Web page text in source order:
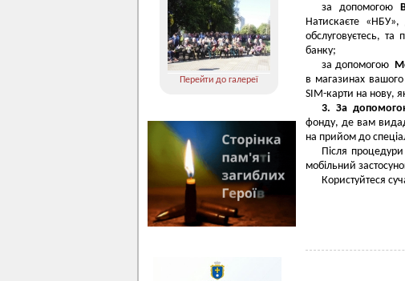
Перейти до галереї
за допомогою
Натискаєте «НБУ»,
обслуговуєтесь, та
банку;
за допомогою
в магазинах
SIM-карти на нову,
3. За
фонду, де вам
на прийом до
Після процедури
мобільний
Користуйтеся